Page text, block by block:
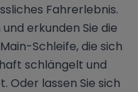
Fahrerlebnis.
erkunden Sie die
Schleife, die sich
schlängelt und
Oder lassen Sie sich